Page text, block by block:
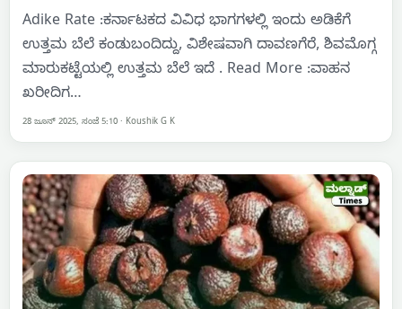
Adike Rate :ಕರ್ನಾಟಕದ ವಿವಿಧ ಭಾಗಗಳಲ್ಲಿ ಇಂದು ಅಡಿಕೆಗೆ
ಉತ್ತಮ ಬೆಲೆ ಕಂಡುಬಂದಿದ್ದು, ವಿಶೇಷವಾಗಿ ದಾವಣಗೆರೆ, ಶಿವಮೊಗ್ಗ
ಮಾರುಕಟ್ಟೆಯಲ್ಲಿ ಉತ್ತಮ ಬೆಲೆ ಇದೆ . Read More :ವಾಹನ
ಖರೀದಿಗ…
28 ಜೂನ್ 2025, ಸಂಜೆ 5:10 · Koushik G K